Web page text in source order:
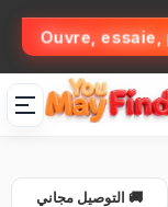
🚚 التوصيل مجاني